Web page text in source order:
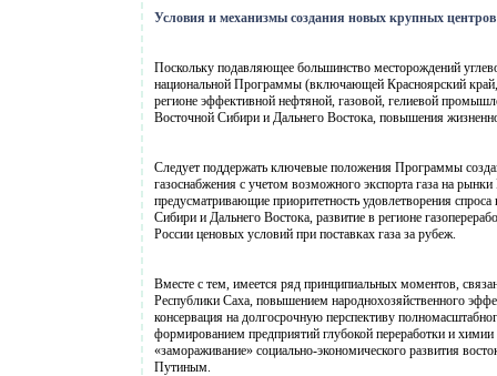
Условия и механизмы создания новых крупных
Поскольку подавляющее большинство месторождений
национальной Программы (включающей Красноярский
регионе эффективной нефтяной, газовой, гелиевой
Восточной Сибири и Дальнего Востока, повышения
Следует поддержать ключевые положения Программы
газоснабжения с учетом возможного экспорта газа на
предусматривающие приоритетность удовлетворения
Сибири и Дальнего Востока, развитие в регионе
России ценовых условий при поставках газа за рубеж.
Вместе с тем, имеется ряд принципиальных моментов,
Республики Саха, повышением народнохозяйственного
консервация на долгосрочную перспективу
формированием предприятий глубокой переработки и химии
«замораживание» социально-экономического развития
Путиным.